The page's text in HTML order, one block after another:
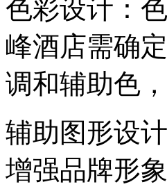
色彩设计‌：
峰酒店需确
调和辅助色
辅助图形设
增强品牌形